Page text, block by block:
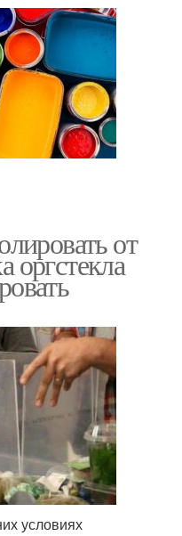
от
оргстекла
условиях